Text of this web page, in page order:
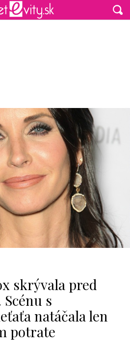
skrývala pred
s
natáčala len
potrate